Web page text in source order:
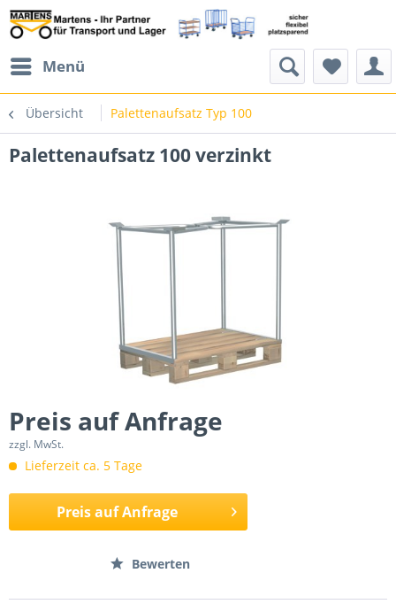
Menü
Übersicht Palettenaufsatz Typ 100
Palettenaufsatz 100 verzinkt
Preis auf Anfrage
zzgl. MwSt.
Lieferzeit ca. 5 Tage
Preis auf Anfrage
Bewerten